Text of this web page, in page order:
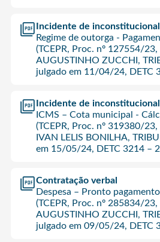
Incidente de
Regime de outorga -
(TCEPR, Proc. nº 127554/
AUGUSTINHO ZUCCHI,
julgado em 11/04/24, DETC
Incidente de
ICMS – Cota municipal -
(TCEPR, Proc. nº 319380/
IVAN LELIS BONILHA,
em 15/05/24, DETC 3214 –
Contratação verbal
Despesa – Pronto
(TCEPR, Proc. nº 285834/
AUGUSTINHO ZUCCHI,
julgado em 09/05/24, DETC